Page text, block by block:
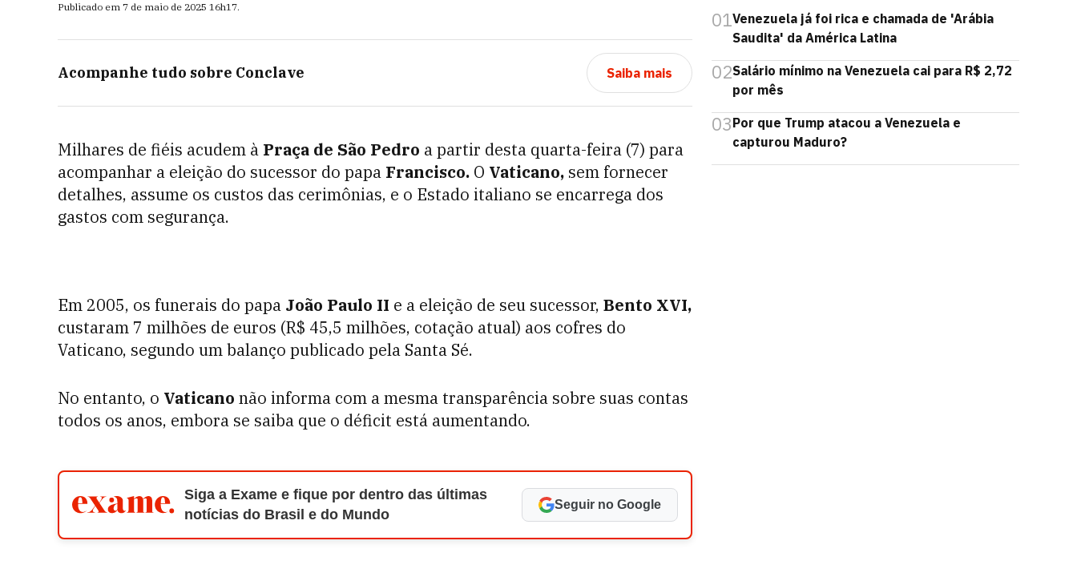
Publicado em 7 de maio de 2025 16h17.
Acompanhe tudo sobre Conclave Saiba mais
Milhares de fiéis acudem à Praça de São Pedro a partir desta quarta-feira (7) para
acompanhar a eleição do sucessor do papa Francisco. O Vaticano, sem fornecer
detalhes, assume os custos das cerimônias, e o Estado italiano se encarrega dos
gastos com segurança.
Em 2005, os funerais do papa João Paulo II e a eleição de seu sucessor, Bento XVI,
custaram 7 milhões de euros (R$ 45,5 milhões, cotação atual) aos cofres do
Vaticano, segundo um balanço publicado pela Santa Sé.
No entanto, o Vaticano não informa com a mesma transparência sobre suas contas
todos os anos, embora se saiba que o déficit está aumentando.
Siga a Exame e fique por dentro das últimas
notícias do Brasil e do Mundo
Seguir no Google
01Venezuela já foi rica e chamada de 'Arábia
Saudita' da América Latina
02Salário mínimo na Venezuela cai para R$ 2,72
por mês
03Por que Trump atacou a Venezuela e
capturou Maduro?